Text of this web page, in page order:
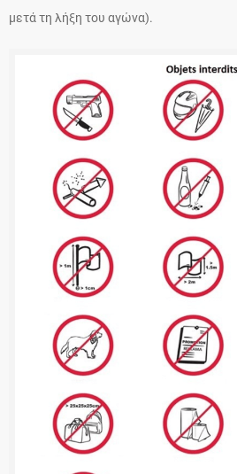
μετά τη λήξη του αγώνα).